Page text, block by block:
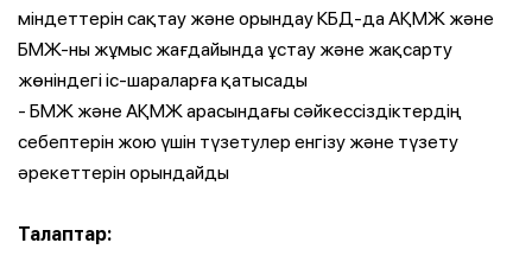
міндеттерін сақтау және орындау КБД-да АҚМЖ және
БМЖ-ны жұмыс жағдайында ұстау және жақсарту
жөніндегі іс-шараларға қатысады
- БМЖ және АҚМЖ арасындағы сәйкессіздіктердің
себептерін жою үшін түзетулер енгізу және түзету
әрекеттерін орындайды
Талаптар: